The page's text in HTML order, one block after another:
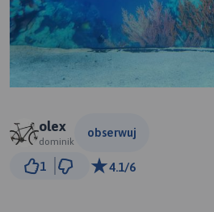
olex
dominik
obserwuj
1 4.1/6